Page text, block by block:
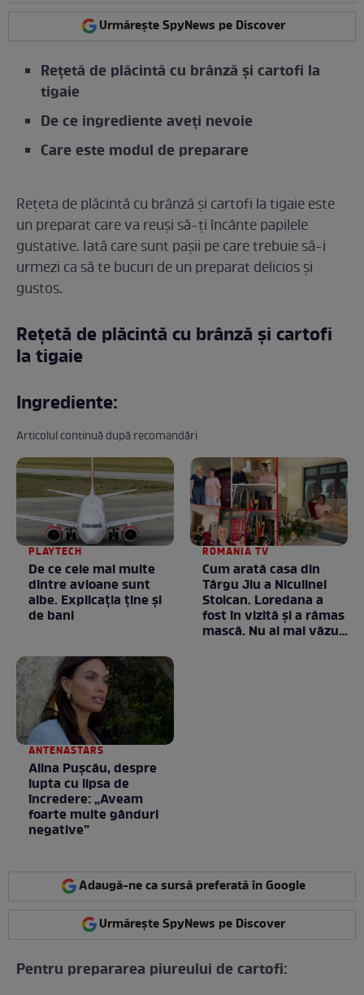
Urmărește SpyNews pe Discover
Rețetă de plăcintă cu brânză și cartofi la
tigaie
De ce ingrediente aveți nevoie
Care este modul de preparare
Rețeta de plăcintă cu brânză și cartofi la tigaie este
un preparat care va reuși să-ți încânte papilele
gustative. Iată care sunt pașii pe care trebuie să-i
urmezi ca să te bucuri de un preparat delicios și
gustos.
Rețetă de plăcintă cu brânză și cartofi
la tigaie
Ingrediente:
Articolul continuă după recomandări
PLAYTECH
De ce cele mai multe
dintre avioane sunt
albe. Explicația ține și
de bani
ROMANIA TV
Cum arată casa din
Târgu Jiu a Niculinei
Stoican. Loredana a
fost în vizită și a rămas
mască. Nu ai mai văzut
ANTENASTARS
Alina Pușcău, despre
lupta cu lipsa de
încredere: „Aveam
foarte multe gânduri
negative”
Adaugă-ne ca sursă preferată în Google
Urmărește SpyNews pe Discover
Pentru prepararea piureului de cartofi: